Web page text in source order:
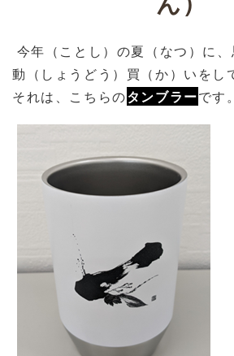
今年（ことし）の夏（なつ）に
動（しょうどう）買（か）いをし
それは、こちらのタンブラーです。